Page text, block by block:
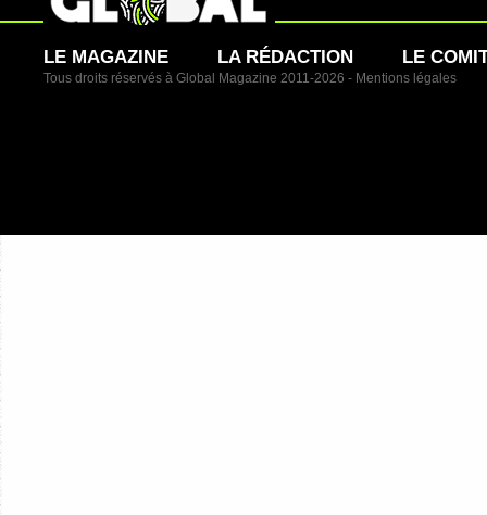
LE MAGAZINE LA RÉDACTION LE
Tous droits réservés à Global Magazine 2011-2026 - Mentions légales